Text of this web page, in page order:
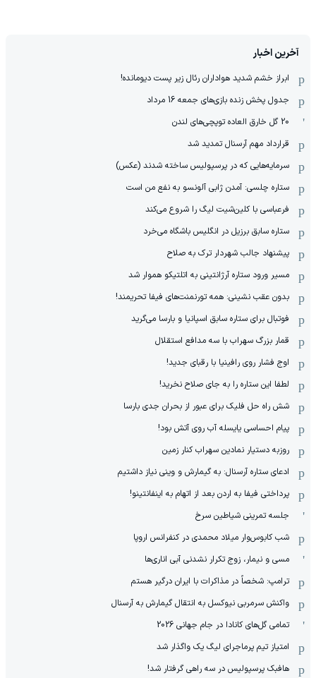
آخرین اخبار
ابراز خشم شدید هواداران رئال زیر پست دیومانده!
جدول پخش زنده بازی‌های جمعه 16 مرداد
20 گل خارق العاده توپچی‌های لندن
قرارداد مهم آرسنال تمدید شد
سرمایه‌هایی که در پرسپولیس ساخته شدند (عکس)
ستاره چلسی: آمدن ژابی آلونسو به نفع من است
فرعباسی با کلین‌شیت لیگ را شروع می‌کند
ستاره سابق برزیل در انگلیس باشگاه می‌خرد
پیشنهاد جالب شهردار ترک به صلاح
مسیر ورود ستاره آرژانتینی به اتلتیکو هموار شد
بدون عقب نشینی: همه تورنمنت‌های فیفا تحریمند!
فوتبال برای ستاره سابق اسپانیا و بارسا می‌گرید
قمار بزرگ سهراب با سه مدافع استقلال
اوج فشار روی رافینیا با رقبای جدید!
لطفا این ستاره را به جای صلاح نخرید!
شش راه حل فلیک برای عبور از بحران جدی بارسا
پیام احساسی یایسله آب روی آتش بود!
روزبه دستیار نمادین سهراب کنار زمین
ادعای ستاره آرسنال: به گیمارش و وینی نیاز داشتیم
پرداختی فیفا به اردن بعد از اتهام به اینفانتینو!
جلسه تمرینی شیاطین سرخ
شب کابوس‌وار میلاد محمدی در کنفرانس اروپا
مسی و نیمار، زوج تکرار نشدنی آبی اناری‌ها
ترامپ: شخصاً در مذاکرات با ایران درگیر هستم
واکنش سرمربی نیوکسل به انتقال گیمارش به آرسنال
تمامی گل‌های کانادا در جام جهانی 2026
امتیاز تیم پرماجرای لیگ یک واگذار شد
هافبک پرسپولیس در سه راهی گرفتار شد!